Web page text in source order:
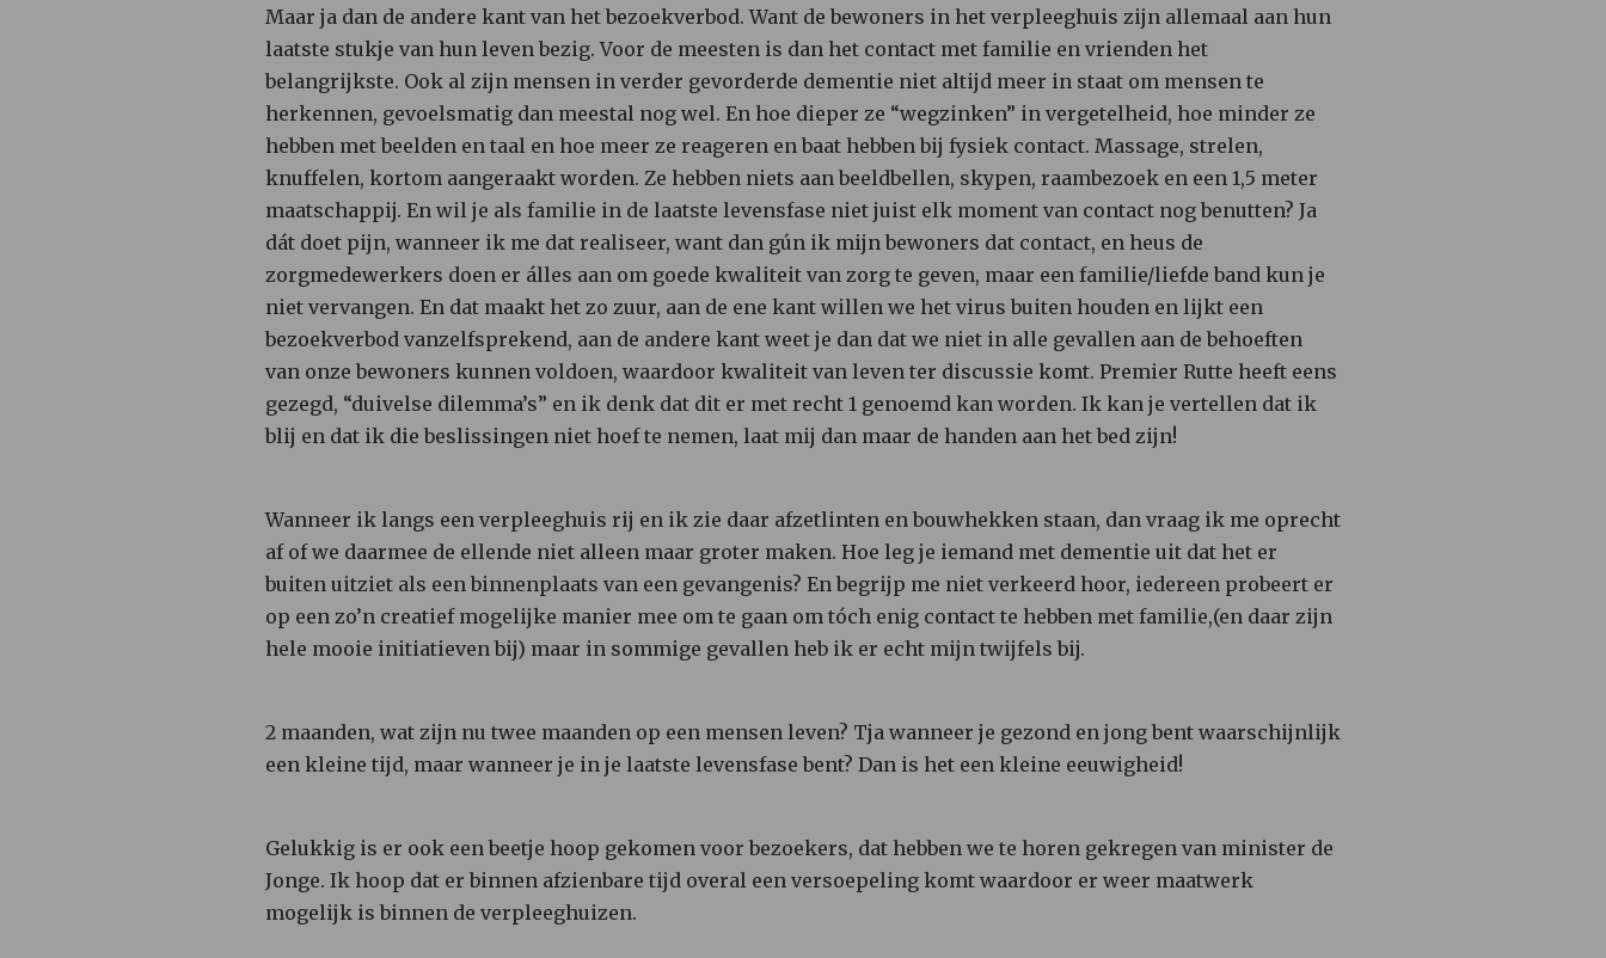
Maar ja dan de andere kant van het bezoekverbod. Want de bewoners in het verpleeghuis zijn allemaal aan hun
laatste stukje van hun leven bezig. Voor de meesten is dan het contact met familie en vrienden het
belangrijkste. Ook al zijn mensen in verder gevorderde dementie niet altijd meer in staat om mensen te
herkennen, gevoelsmatig dan meestal nog wel. En hoe dieper ze “wegzinken” in vergetelheid, hoe minder ze
hebben met beelden en taal en hoe meer ze reageren en baat hebben bij fysiek contact. Massage, strelen,
knuffelen, kortom aangeraakt worden. Ze hebben niets aan beeldbellen, skypen, raambezoek en een 1,5 meter
maatschappij. En wil je als familie in de laatste levensfase niet juist elk moment van contact nog benutten? Ja
dát doet pijn, wanneer ik me dat realiseer, want dan gún ik mijn bewoners dat contact, en heus de
zorgmedewerkers doen er álles aan om goede kwaliteit van zorg te geven, maar een familie/liefde band kun je
niet vervangen. En dat maakt het zo zuur, aan de ene kant willen we het virus buiten houden en lijkt een
bezoekverbod vanzelfsprekend, aan de andere kant weet je dan dat we niet in alle gevallen aan de behoeften
van onze bewoners kunnen voldoen, waardoor kwaliteit van leven ter discussie komt. Premier Rutte heeft eens
gezegd, “duivelse dilemma’s” en ik denk dat dit er met recht 1 genoemd kan worden. Ik kan je vertellen dat ik
blij en dat ik die beslissingen niet hoef te nemen, laat mij dan maar de handen aan het bed zijn!
Wanneer ik langs een verpleeghuis rij en ik zie daar afzetlinten en bouwhekken staan, dan vraag ik me oprecht
af of we daarmee de ellende niet alleen maar groter maken. Hoe leg je iemand met dementie uit dat het er
buiten uitziet als een binnenplaats van een gevangenis? En begrijp me niet verkeerd hoor, iedereen probeert er
op een zo’n creatief mogelijke manier mee om te gaan om tóch enig contact te hebben met familie,(en daar zijn
hele mooie initiatieven bij) maar in sommige gevallen heb ik er echt mijn twijfels bij.
2 maanden, wat zijn nu twee maanden op een mensen leven? Tja wanneer je gezond en jong bent waarschijnlijk
een kleine tijd, maar wanneer je in je laatste levensfase bent? Dan is het een kleine eeuwigheid!
Gelukkig is er ook een beetje hoop gekomen voor bezoekers, dat hebben we te horen gekregen van minister de
Jonge. Ik hoop dat er binnen afzienbare tijd overal een versoepeling komt waardoor er weer maatwerk
mogelijk is binnen de verpleeghuizen.